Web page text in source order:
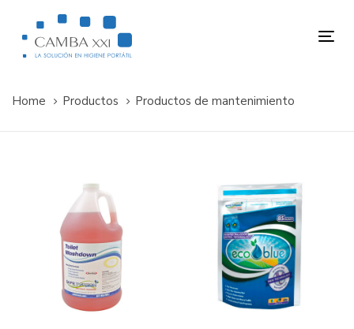
primary
SkipHome Productos Productos de mantenimiento